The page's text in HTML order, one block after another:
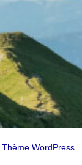
Thème WordPress